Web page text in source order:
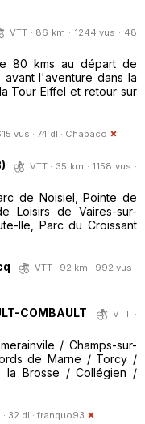
VTT · 86 km · 1244 vus · 48
80 kms au départ de
l'aventure dans la
Tour Eiffel et retour sur
vus · 74 dl · Chapaco
VTT · 35 km · 1158 vus ·
de Noisiel, Pointe de
Loisirs de Vaires-sur-
Ile, Parc du Croissant
VTT · 92 km · 992 vus ·
COMBAULT
VTT ·
/ Champs-sur-
de Marne / Torcy /
la Brosse / Collégien /
32 dl · franquo93